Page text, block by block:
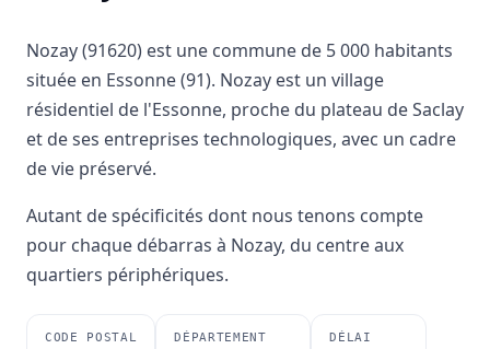
Nozay (91620) est une commune de 5 000 habitants
située en Essonne (91). Nozay est un village
résidentiel de l'Essonne, proche du plateau de Saclay
et de ses entreprises technologiques, avec un cadre
de vie préservé.
Autant de spécificités dont nous tenons compte
pour chaque débarras à Nozay, du centre aux
quartiers périphériques.
CODE POSTAL DÉPARTEMENT DÉLAI